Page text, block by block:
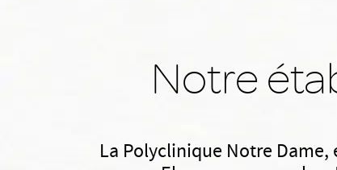
Notre
La Polyclinique Notre